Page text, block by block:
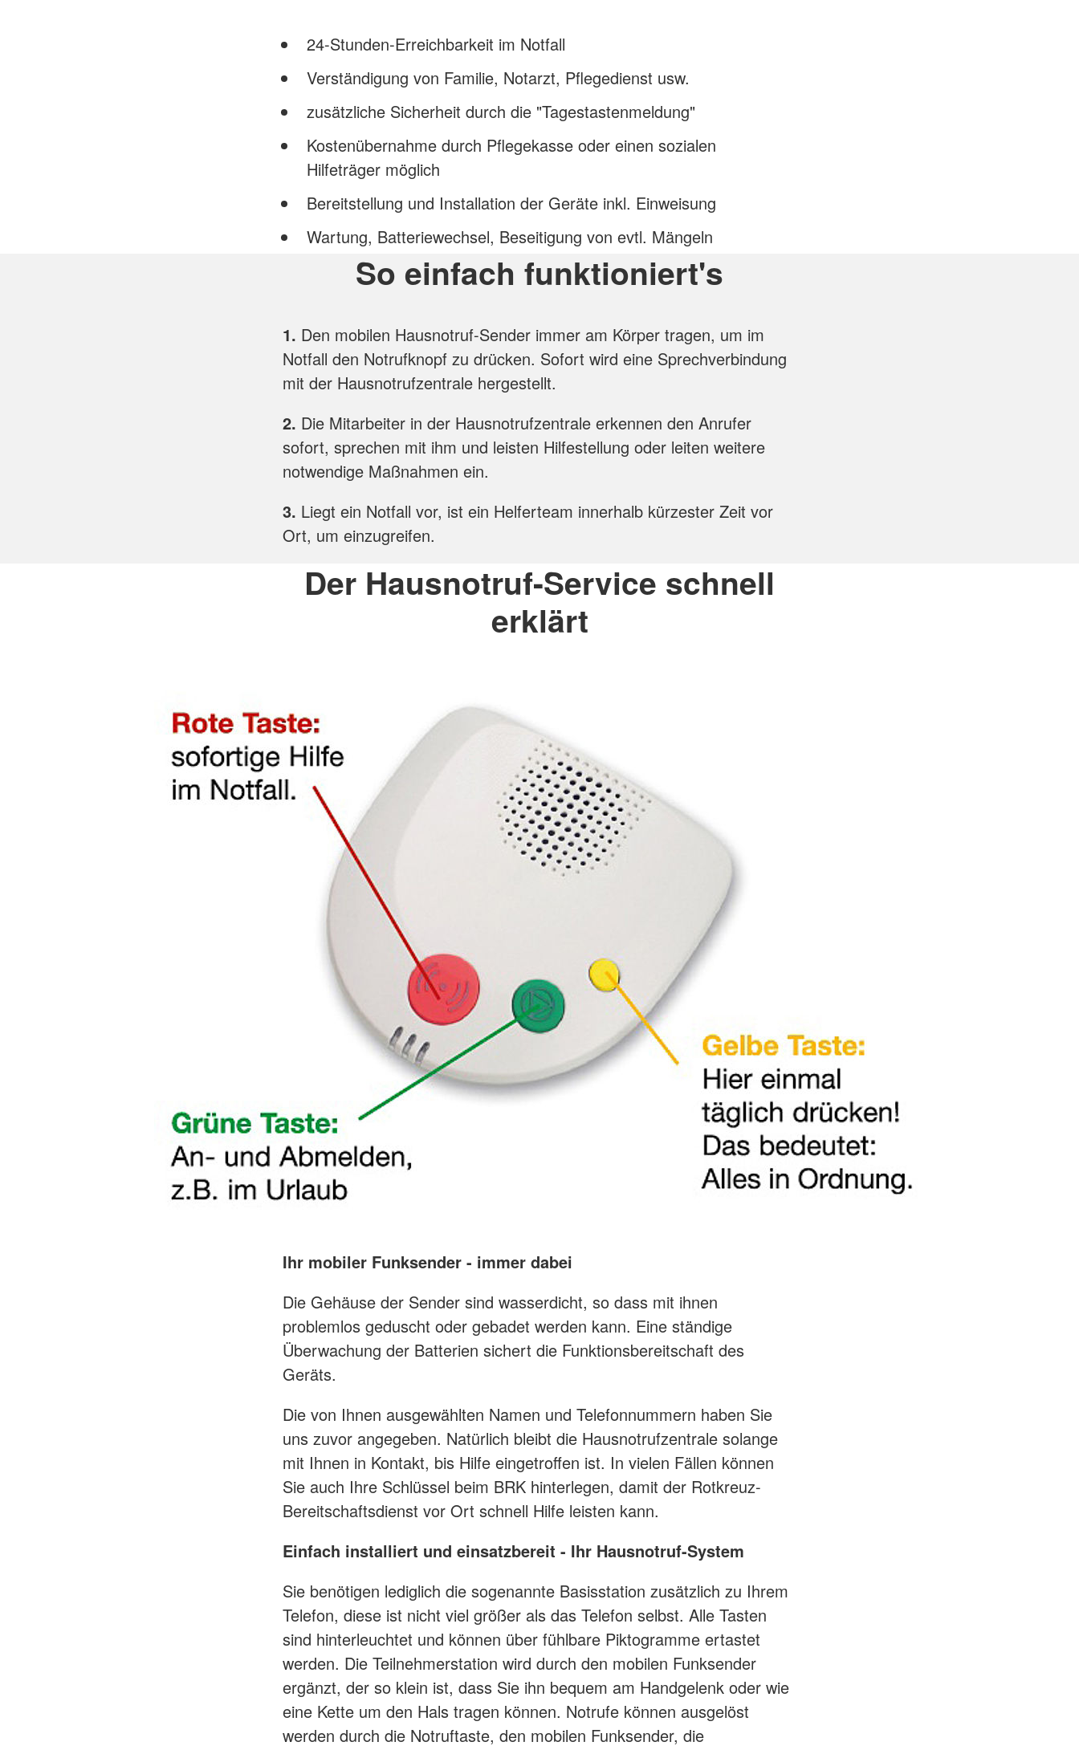
24-Stunden-Erreichbarkeit im Notfall
Verständigung von Familie, Notarzt, Pflegedienst usw.
zusätzliche Sicherheit durch die "Tagestastenmeldung"
Kostenübernahme durch Pflegekasse oder einen sozialen
Hilfeträger möglich
Bereitstellung und Installation der Geräte inkl. Einweisung
Wartung, Batteriewechsel, Beseitigung von evtl. Mängeln
So einfach funktioniert's
1. Den mobilen Hausnotruf-Sender immer am Körper tragen, um im
Notfall den Notrufknopf zu drücken. Sofort wird eine Sprechverbindung
mit der Hausnotrufzentrale hergestellt.
2. Die Mitarbeiter in der Hausnotrufzentrale erkennen den Anrufer
sofort, sprechen mit ihm und leisten Hilfestellung oder leiten weitere
notwendige Maßnahmen ein.
3. Liegt ein Notfall vor, ist ein Helferteam innerhalb kürzester Zeit vor
Ort, um einzugreifen.
Der Hausnotruf-Service schnell
erklärt
Ihr mobiler Funksender - immer dabei
Die Gehäuse der Sender sind wasserdicht, so dass mit ihnen
problemlos geduscht oder gebadet werden kann. Eine ständige
Überwachung der Batterien sichert die Funktionsbereitschaft des
Geräts.
Die von Ihnen ausgewählten Namen und Telefonnummern haben Sie
uns zuvor angegeben. Natürlich bleibt die Hausnotrufzentrale solange
mit Ihnen in Kontakt, bis Hilfe eingetroffen ist. In vielen Fällen können
Sie auch Ihre Schlüssel beim BRK hinterlegen, damit der Rotkreuz-
Bereitschaftsdienst vor Ort schnell Hilfe leisten kann.
Einfach installiert und einsatzbereit - Ihr Hausnotruf-System
Sie benötigen lediglich die sogenannte Basisstation zusätzlich zu Ihrem
Telefon, diese ist nicht viel größer als das Telefon selbst. Alle Tasten
sind hinterleuchtet und können über fühlbare Piktogramme ertastet
werden. Die Teilnehmerstation wird durch den mobilen Funksender
ergänzt, der so klein ist, dass Sie ihn bequem am Handgelenk oder wie
eine Kette um den Hals tragen können. Notrufe können ausgelöst
werden durch die Notruftaste, den mobilen Funksender, die